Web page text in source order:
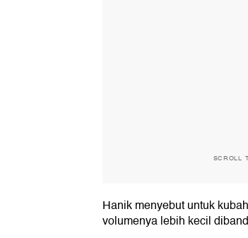
SCROLL
Hanik menyebut untuk
volumenya lebih kecil